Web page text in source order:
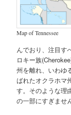
Map of Tennessee
んでおり、注目す
ロキー族
州を離れ、いわゆ
ばれたオクラホマ
す。そのような理
の一部にすぎませ